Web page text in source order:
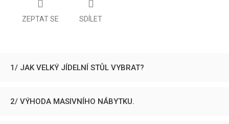
ZEPTAT SE SDÍLET
1/ JAK VELKÝ JÍDELNÍ STŮL VYBRAT?
2/ VÝHODA MASIVNÍHO NÁBYTKU.